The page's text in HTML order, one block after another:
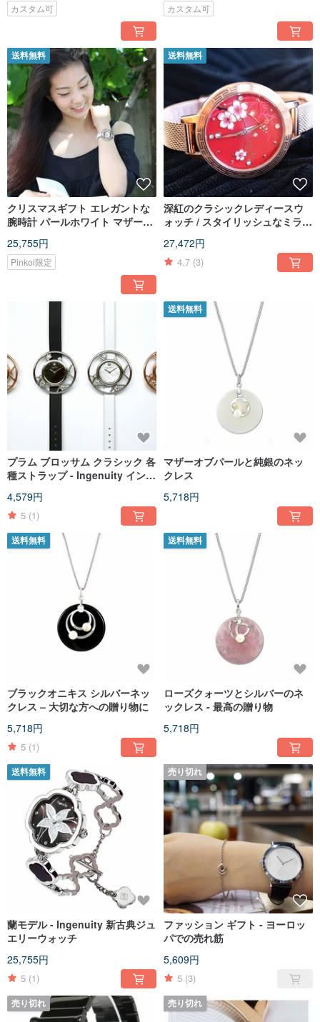
カスタム可 カスタム可
送料無料
クリスマスギフト エレガントな
腕時計 パールホワイト マザーオ
25,755円
Pinkoi限定
送料無料
深紅のクラシックレディースウ
ォッチ / スタイリッシュなミラネ
27,472円
4.7 (3)
プラム ブロッサム クラシック 各
種ストラップ - Ingenuity インジ
4,579円
5 (1)
送料無料
マザーオブパールと純銀のネッ
クレス
5,718円
送料無料
ブラックオニキス シルバーネッ
クレス – 大切な方への贈り物に
5,718円
5 (1)
送料無料
ローズクォーツとシルバーのネ
ックレス - 最高の贈り物
5,718円
送料無料
蘭モデル - Ingenuity 新古典ジュ
エリーウォッチ
25,755円
5 (1)
売り切れ
ファッション ギフト - ヨーロッ
パでの売れ筋
5,609円
5 (3)
売り切れ 売り切れ